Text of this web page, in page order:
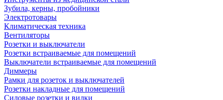
Зубила, керны, пробойники
Электротовары
Климатическая техника
Вентиляторы
Розетки и выключатели
Розетки встраиваемые для помещений
Выключатели встраиваемые для помещений
Диммеры
Рамки для розеток и выключателей
Розетки накладные для помещений
Силовые розетки и вилки